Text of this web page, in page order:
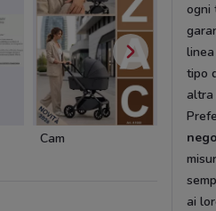
Cam Cam
ogni
tipo
altra
ai